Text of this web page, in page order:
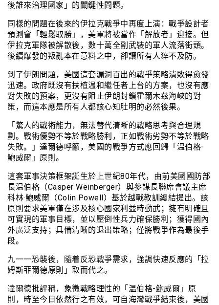
後誰來治理國家」的關鍵性問題。
同樣的問題在後來的伊拉克戰爭中再度上演：戰爭設計者
預測會「輕鬆取勝」，美軍將被當作「解放者」迎接。但
伊拉克軍隊被解散後，數十萬全副武裝的軍人流落街頭。
後續爆發的叛亂本在意料之中，卻讓所有人猝不及防。
到了伊朗問題，美國這套漏洞百出的戰爭策略潰敗得愈發
迅速。政府既沒有扶植温和繼任者上台的方案，也沒有應
對失敗的預案，更沒有阻止伊朗封鎖霍爾木茲海峽的對
策，而這本應是所有人都該心知肚明的必然後果。
「驚人的戰術能力，無法替代清晰的戰略思考與合理規
劃。戰術優勢不等於戰略勝利，正如戰術劣勢不等於戰略
失敗。」達爾德呼籲，美國的戰爭方式應回歸「温伯格-
鮑威爾」原則。
這套軍事決策框架誕生於上世紀80年代，由前美國國防部
長温伯格（Casper Weinberger）與參謀長聯席會議主席
科林·鮑威爾（Colin Powell）基於越戰教訓總結提出。該
原則要求美軍僅在涉及核心國家利益時動武；擁有明確且
可實現的軍事目標，並以壓倒性兵力確保勝利；獲得國內
外廣泛支持；具備清晰的退出策略；僅將戰爭作為最後手
段。
九一一恐襲後，隨着反恐戰爭需求，強調快速反應的「拉
姆斯菲爾德原則」取而代之。
達爾德批評稱，象徵戰略理性的「温伯格-鮑威爾」原
則，時至今日依然行之有效，可自海灣戰爭結束後，美國